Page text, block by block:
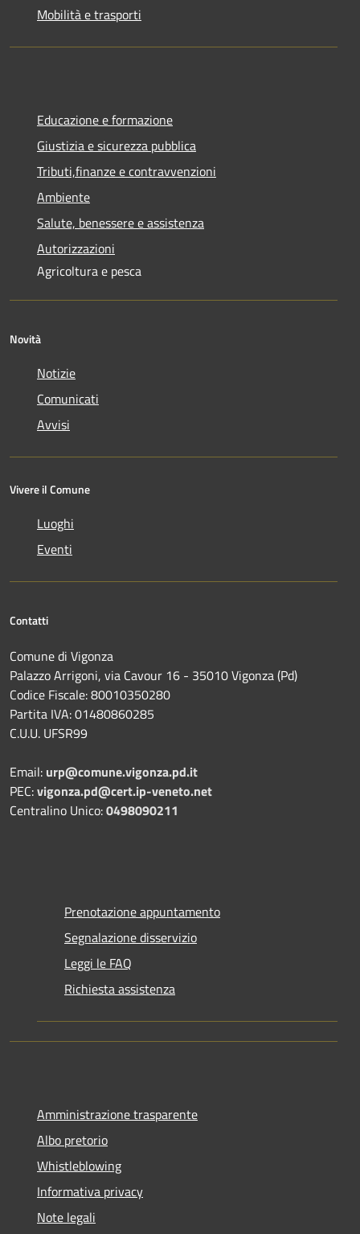
Mobilità e trasporti
Educazione e formazione
Giustizia e sicurezza pubblica
Tributi,finanze e contravvenzioni
Ambiente
Salute, benessere e assistenza
Autorizzazioni
Agricoltura e pesca
Novità
Notizie
Comunicati
Avvisi
Vivere il Comune
Luoghi
Eventi
Contatti
Comune di Vigonza
Palazzo Arrigoni, via Cavour 16 - 35010 Vigonza (Pd)
Codice Fiscale: 80010350280
Partita IVA: 01480860285
C.U.U. UFSR99
Email: urp@comune.vigonza.pd.it
PEC:vigonza.pd@cert.ip-veneto.net
Centralino Unico:0498090211
Prenotazione appuntamento
Segnalazione disservizio
Leggi le FAQ
Richiesta assistenza
Amministrazione trasparente
Albo pretorio
Whistleblowing
Informativa privacy
Note legali